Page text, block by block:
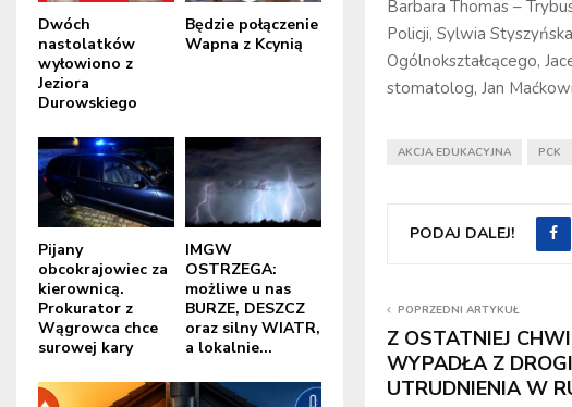
Barbara Thomas –
Policji, Sylwia
Ogólnokształcącego,
stomatolog, Jan
AKCJA EDUKACYJNA PCK
PODAJ DALEJ!
POPRZEDNI ARTYKUŁ
Z OSTATNIEJ
WYPADŁA Z
UTRUDNIENIA W
Dwóch
nastolatków
wyłowiono z
Jeziora
Durowskiego
Będzie połączenie
Wapna z Kcynią
Pijany
obcokrajowiec za
kierownicą.
Prokurator z
Wągrowca chce
surowej kary
IMGW
OSTRZEGA:
możliwe u nas
BURZE, DESZCZ
oraz silny WIATR,
a lokalnie...